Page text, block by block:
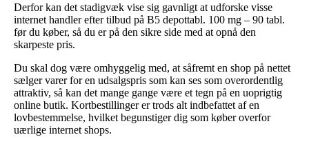
Derfor kan det stadigvæk vise sig gavnligt at udforske visse
internet handler efter tilbud på B5 depottabl. 100 mg – 90 tabl.
før du køber, så du er på den sikre side med at opnå den
skarpeste pris.
Du skal dog være omhyggelig med, at såfremt en shop på nettet
sælger varer for en udsalgspris som kan ses som overordentlig
attraktiv, så kan det mange gange være et tegn på en uoprigtig
online butik. Kortbestillinger er trods alt indbefattet af en
lovbestemmelse, hvilket begunstiger dig som køber overfor
uærlige internet shops.